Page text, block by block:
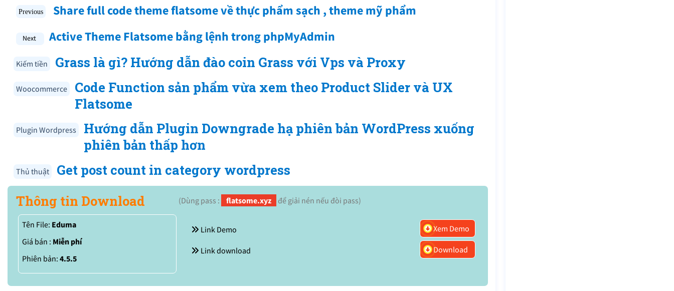
Share full code theme flatsome về thực phẩm sạch , theme mỹ phẩm
Active Theme Flatsome bằng lệnh trong phpMyAdmin
Kiếm tiền Grass là gì? Hướng dẫn đào coin Grass với Vps và Proxy
Woocommerce
Code Function sản phẩm vừa xem theo Product Slider và UX
Flatsome
Plugin Wordpress
Hướng dẫn Plugin Downgrade hạ phiên bản WordPress xuống
phiên bản thấp hơn
Thủ thuật
Get post count in category wordpress
Thông tin Download
(Dùng pass : flatsome.xyz để giải nén nếu đòi pass)
Tên File: Eduma
Giá bán : Miễn phí
Phiên bản: 4.5.5
Link Demo Xem Demo
Link download Download